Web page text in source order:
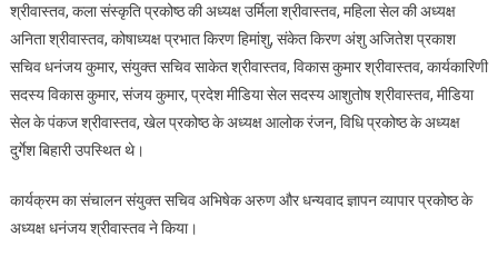
श्रीवास्तव, कला संस्कृति प्रकोष्ठ की अध्यक्ष उर्मिला श्रीवास्तव, महिला सेल की अध्यक्ष
अनिता श्रीवास्तव, कोषाध्यक्ष प्रभात किरण हिमांशु, संकेत किरण अंशु अजितेश प्रकाश
सचिव धनंजय कुमार, संयुक्त सचिव साकेत श्रीवास्तव, विकास कुमार श्रीवास्तव, कार्यकारिणी
सदस्य विकास कुमार, संजय कुमार, प्रदेश मीडिया सेल सदस्य आशुतोष श्रीवास्तव, मीडिया
सेल के पंकज श्रीवास्तव, खेल प्रकोष्ठ के अध्यक्ष आलोक रंजन, विधि प्रकोष्ठ के अध्यक्ष
दुर्गेश बिहारी उपस्थित थे।
कार्यक्रम का संचालन संयुक्त सचिव अभिषेक अरुण और धन्यवाद ज्ञापन व्यापार प्रकोष्ठ के
अध्यक्ष धनंजय श्रीवास्तव ने किया।